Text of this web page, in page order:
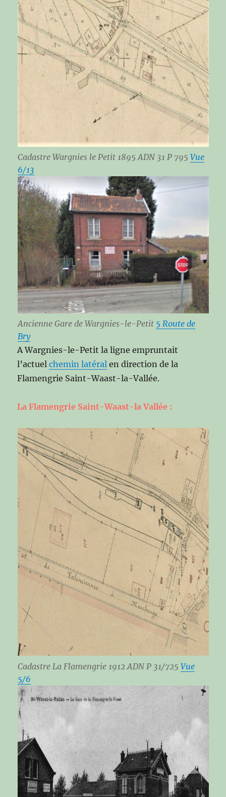
Cadastre Wargnies le Petit 1895 ADN 31 P 795 Vue
6/13
Ancienne Gare de Wargnies-le-Petit 5 Route de
Bry
A Wargnies-le-Petit la ligne empruntait
l’actuelchemin latéral en direction de la
Flamengrie Saint-Waast-la-Vallée.
La Flamengrie Saint-Waast-la Vallée :
Cadastre La Flamengrie 1912 ADN P 31/725 Vue
5/6